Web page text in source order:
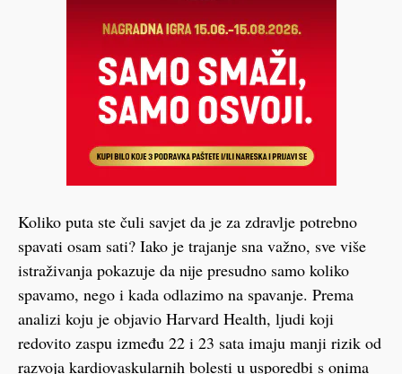
Koliko puta ste čuli savjet da je za zdravlje potrebno
spavati osam sati? Iako je trajanje sna važno, sve više
istraživanja pokazuje da nije presudno samo koliko
spavamo, nego i kada odlazimo na spavanje. Prema
analizi koju je objavio Harvard Health, ljudi koji
redovito zaspu između 22 i 23 sata imaju manji rizik od
razvoja kardiovaskularnih bolesti u usporedbi s onima